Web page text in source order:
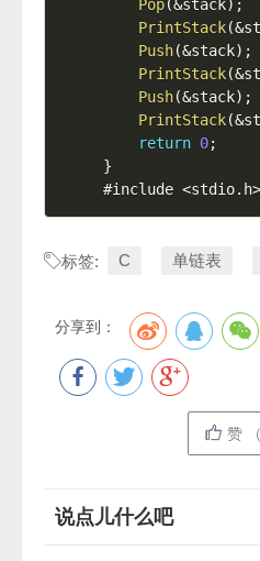
Pop(&stack) ;
PrintStack(&
Push(&stack) ;
PrintStack(&
Push(&stack) ;
PrintStack(&
return 0;
}
#include <stdio.h>
标签: C 单链表
分享到：
赞 （
说点儿什么吧